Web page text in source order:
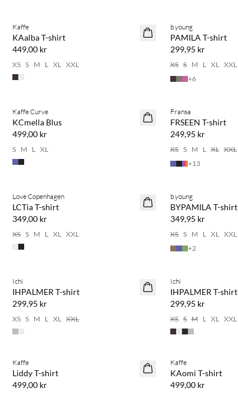
NYHET
Kaffe
KAalba T-shirt
449,00 kr
XS S M L XL XXL
NYHET
b.young
PAMILA T-shirt
299,95 kr
XS S M L XL XXL
+6
NYHET
Kaffe Curve
KCmella Blus
499,00 kr
S M L XL
NYHET
Fransa
FRSEEN T-shirt
249,95 kr
XS S M L XL XXL
+13
NYHET
Love Copenhagen
LCTia T-shirt
349,00 kr
XS S M L XL XXL
NYHET
b.young
BYPAMILA T-shirt
349,95 kr
XS S M L XL XXL
+2
NYHET
Ichi
IHPALMER T-shirt
299,95 kr
XS S M L XL XXL
NYHET
Ichi
IHPALMER T-shirt
299,95 kr
XS S M L XL XXL
NYHET
Kaffe
Liddy T-shirt
499,00 kr
NYHET
Kaffe
KAomi T-shirt
499,00 kr